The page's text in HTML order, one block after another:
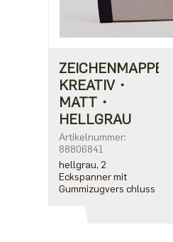
ZEICHENMAPPE
KREATIV・
MATT・
HELLGRAU
Artikelnummer:
88806841
hellgrau, 2
Eckspanner mit
Gummizugvers chluss